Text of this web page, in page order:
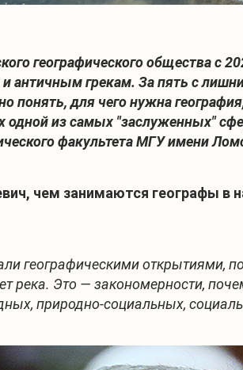
географического общества с
античным грекам. За пять с
понять, для чего нужна
одной из самых "заслуженных"
факультета МГУ имени
чем занимаются географы в
географическими открытиями,
река. Это — закономерности,
природно-социальных,